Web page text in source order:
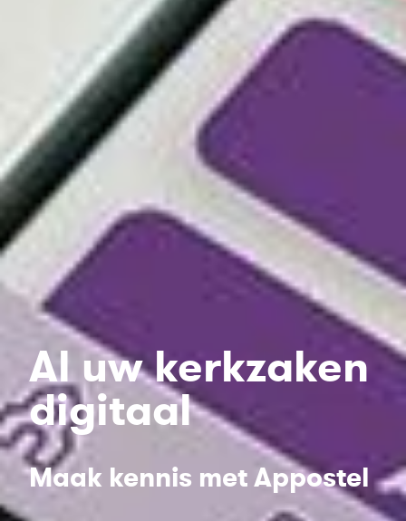
Al uw kerkzaken
digitaal
Maak kennis met Appostel